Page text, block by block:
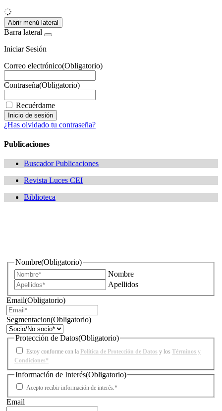
Abrir menú lateral
Barra lateral
Iniciar Sesión
Correo electrónico(Obligatorio)
Contraseña(Obligatorio)
Recuérdame
¿Has olvidado tu contraseña?
Publicaciones
Buscador Publicaciones
Revista Luces CEI
Biblioteca
Nombre(Obligatorio)
Nombre
Apellidos
Email(Obligatorio)
Segmentacion(Obligatorio)
Protección de Datos(Obligatorio)
Estoy conforme con la Política de Protección de Datos y los Términos y
Condiciones*
Información de Interés(Obligatorio)
Acepto recibir información de interés.*
Email